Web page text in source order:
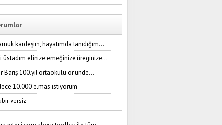
kardeşim, hayatımda tanıdığım...
üstadım elinize emeğinize üreginize...
Barış 100.yıl ortaokulu önünde...
10.000 elmas istiyorum
versiz